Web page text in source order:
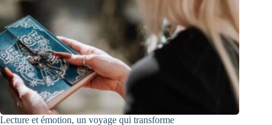
Lecture et émotion, un voyage qui transforme